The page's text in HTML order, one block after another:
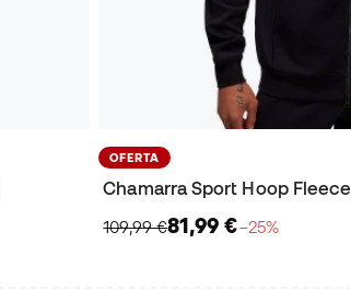
OFERTA
Chamarra Sport Hoop Fleece
109,99 €81,99 €−25%